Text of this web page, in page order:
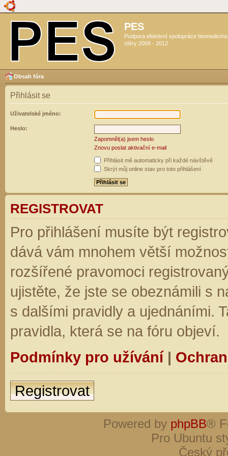
PES
Podpora efektivní spolupráce
sféry 2009 - 2012
Obsah fóra
Přihlásit se
Uživatelské jméno:
Heslo:
Zapomněl(a) jsem heslo
Znovu poslat aktivační e-mail
Přihlásit mě automaticky při každé návštěvě
Skrýt můj online stav pro toto přihlášení
REGISTROVAT
Pro přihlášení musíte být
dává vám mnohem větší
rozšířené pravomoci
ujistěte, že jste se obeznámili s
s dalšími pravidly a ujednáními.
pravidla, která se na fóru objeví.
Podmínky pro užívání|
Registrovat
Powered by phpBB®
Pro Ubuntu
Český